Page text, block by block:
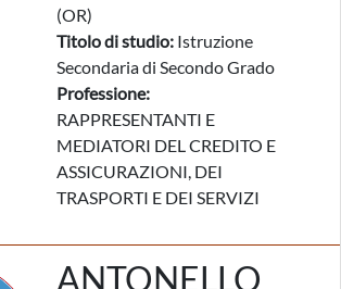
(OR)
Titolo di studio: Istruzione
Secondaria di Secondo Grado
Professione:
RAPPRESENTANTI E
MEDIATORI DEL CREDITO E
ASSICURAZIONI, DEI
TRASPORTI E DEI SERVIZI
ANTONELLO